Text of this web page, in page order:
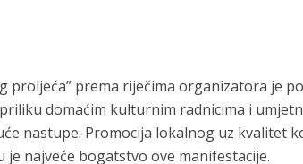
proljeća” prema riječima organizatora je
domaćim kulturnim radnicima i
nastupe. Promocija lokalnog uz kvalitet
je najveće bogatstvo ove manifestacije.